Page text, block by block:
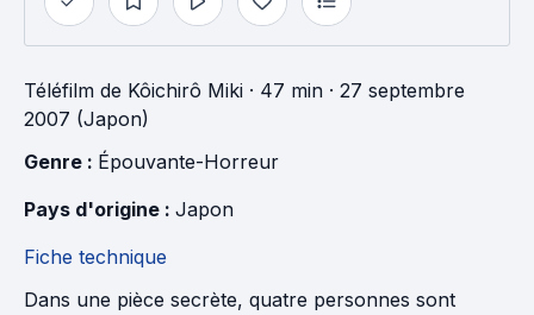
Téléfilm de Kôichirô Miki · 47 min · 27 septembre
2007 (Japon)
Genre : Épouvante-Horreur
Pays d'origine : Japon
Fiche technique
Dans une pièce secrète, quatre personnes sont